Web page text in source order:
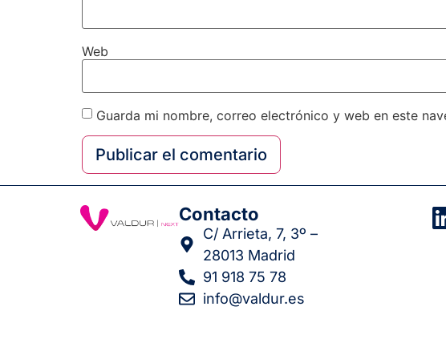
Web
Guarda mi nombre, correo electrónico y web en este
Contacto
C/ Arrieta, 7, 3º –
28013 Madrid
91 918 75 78
info@valdur.es